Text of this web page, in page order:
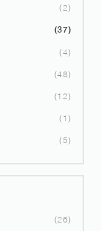
2
37
4
48
12
1
5
26